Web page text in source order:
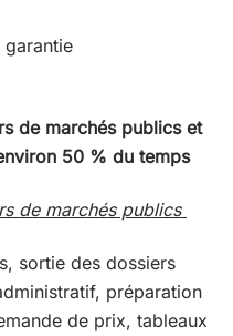
garantie
de marchés publics et
50 % du temps
de marchés publics
sortie des dossiers
préparation
de prix, tableaux